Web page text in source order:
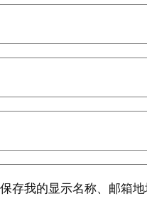
存我的显示名称、邮箱